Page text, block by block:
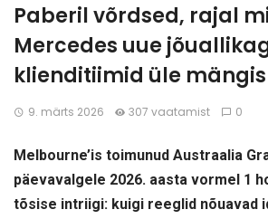
Paberil võrdsed, rajal
Mercedes uue
klienditiimid üle mängis
9. märts 2026 307 vaatamist 0
Melbourne’is toimunud Austraalia
päevavalgele 2026. aasta vormel 1
tõsise intriigi: kuigi reeglid nõuavad